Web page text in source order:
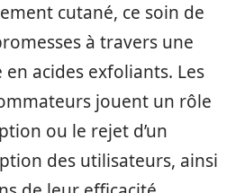
cutané, ce soin de
à travers une
acides exfoliants. Les
jouent un rôle
ou le rejet d’un
des utilisateurs, ainsi